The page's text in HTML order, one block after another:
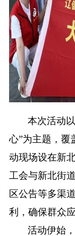
本次活动以
心”为主题，覆
动现场设在新
工会与新北街
区公告等多渠
利，确保群众
活动伊始